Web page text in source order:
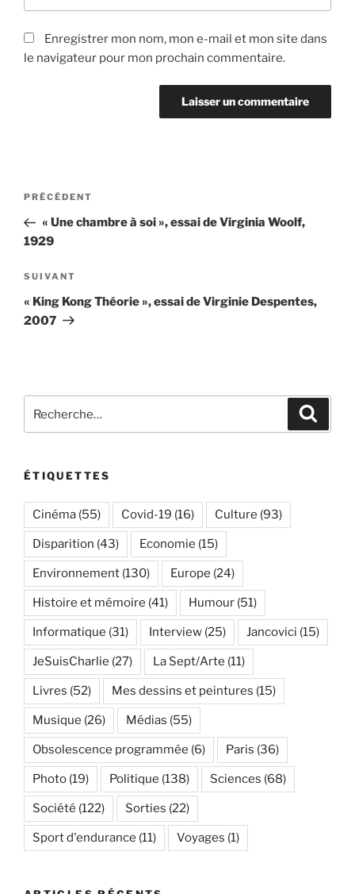
Enregistrer mon nom, mon e-mail et mon site dans
le navigateur pour mon prochain commentaire.
Navigation
l’article
Article
précédent
PRÉCÉDENT
« Une chambre à soi », essai de Virginia Woolf,
1929
Article
suivant
SUIVANT
« King Kong Théorie », essai de Virginie Despentes,
2007
pour
ÉTIQUETTES
Cinéma (55) Covid-19 (16) Culture (93)
Disparition (43) Economie (15)
Environnement (130) Europe (24)
Histoire et mémoire (41) Humour (51)
Informatique (31) Interview (25) Jancovici (15)
JeSuisCharlie (27) La Sept/Arte (11)
Livres (52) Mes dessins et peintures (15)
Musique (26) Médias (55)
Obsolescence programmée (6) Paris (36)
Photo (19) Politique (138) Sciences (68)
Société (122) Sorties (22)
Sport d'endurance (11) Voyages (1)